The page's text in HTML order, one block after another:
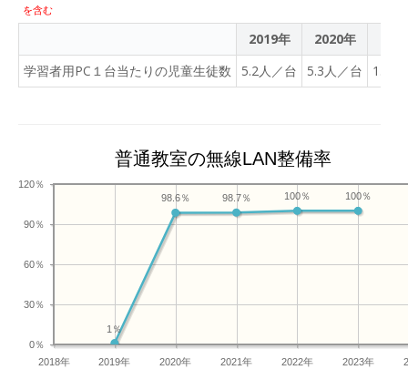
を含む
2019年 2020年
学習者用PC１台当たりの児童生徒数
5.2人／台 5.3人／台 1.2人
普通教室の無線LAN整備率
2018年 2019年 2020年 2021年 2022年 2023年
0％
30％
60％
90％
120％
100％
100％
98.7％
98.6％
1％